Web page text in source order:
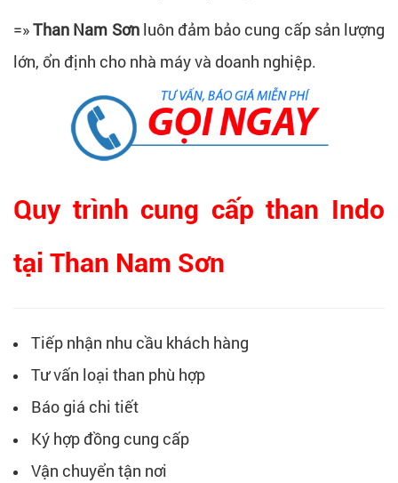
=»Than Nam Sơnluôn đảm bảo cung cấp sản lượng
lớn, ổn định cho nhà máy và doanh nghiệp.
Quy trình cung cấp than Indo
tại Than Nam Sơn
Tiếp nhận nhu cầu khách hàng
Tư vấn loại than phù hợp
Báo giá chi tiết
Ký hợp đồng cung cấp
Vận chuyển tận nơi